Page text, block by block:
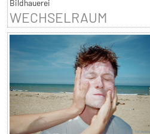
Bildhauerei
WECHSELRAUM